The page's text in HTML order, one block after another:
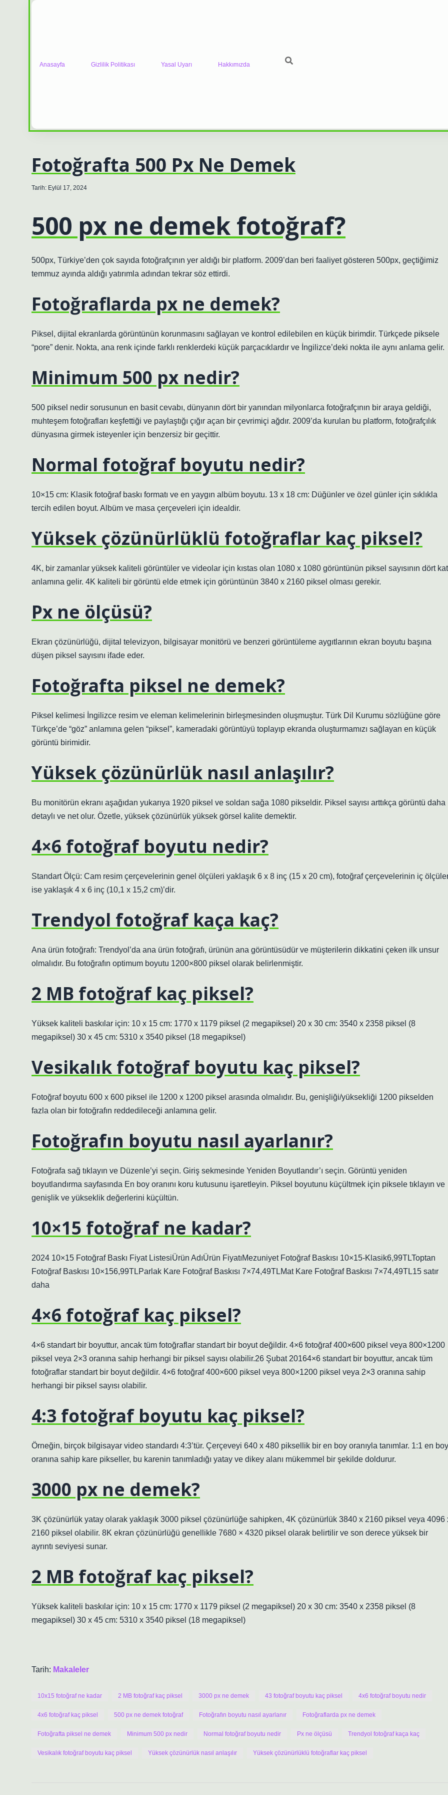
Anasayfa Gizlilik Politikası Yasal Uyarı Hakkımızda
Fotoğrafta 500 Px Ne Demek
Tarih: Eylül 17, 2024
500 px ne demek fotoğraf?
500px, Türkiye’den çok sayıda fotoğrafçının yer aldığı bir platform. 2009’dan beri faaliyet gösteren 500px, geçtiğimiz
temmuz ayında aldığı yatırımla adından tekrar söz ettirdi.
Fotoğraflarda px ne demek?
Piksel, dijital ekranlarda görüntünün korunmasını sağlayan ve kontrol edilebilen en küçük birimdir. Türkçede piksele
“pore” denir. Nokta, ana renk içinde farklı renklerdeki küçük parçacıklardır ve İngilizce’deki nokta ile aynı anlama gelir.
Minimum 500 px nedir?
500 piksel nedir sorusunun en basit cevabı, dünyanın dört bir yanından milyonlarca fotoğrafçının bir araya geldiği,
muhteşem fotoğrafları keşfettiği ve paylaştığı çığır açan bir çevrimiçi ağdır. 2009’da kurulan bu platform, fotoğrafçılık
dünyasına girmek isteyenler için benzersiz bir geçittir.
Normal fotoğraf boyutu nedir?
10×15 cm: Klasik fotoğraf baskı formatı ve en yaygın albüm boyutu. 13 x 18 cm: Düğünler ve özel günler için sıklıkla
tercih edilen boyut. Albüm ve masa çerçeveleri için idealdir.
Yüksek çözünürlüklü fotoğraflar kaç piksel?
4K, bir zamanlar yüksek kaliteli görüntüler ve videolar için kıstas olan 1080 x 1080 görüntünün piksel sayısının dört
anlamına gelir. 4K kaliteli bir görüntü elde etmek için görüntünün 3840 x 2160 piksel olması gerekir.
Px ne ölçüsü?
Ekran çözünürlüğü, dijital televizyon, bilgisayar monitörü ve benzeri görüntüleme aygıtlarının ekran boyutu başına
düşen piksel sayısını ifade eder.
Fotoğrafta piksel ne demek?
Piksel kelimesi İngilizce resim ve eleman kelimelerinin birleşmesinden oluşmuştur. Türk Dil Kurumu sözlüğüne göre
Türkçe’de “göz” anlamına gelen “piksel”, kameradaki görüntüyü toplayıp ekranda oluşturmamızı sağlayan en küçük
görüntü birimidir.
Yüksek çözünürlük nasıl anlaşılır?
Bu monitörün ekranı aşağıdan yukarıya 1920 piksel ve soldan sağa 1080 pikseldir. Piksel sayısı arttıkça görüntü daha
detaylı ve net olur. Özetle, yüksek çözünürlük yüksek görsel kalite demektir.
4×6 fotoğraf boyutu nedir?
Standart Ölçü: Cam resim çerçevelerinin genel ölçüleri yaklaşık 6 x 8 inç (15 x 20 cm), fotoğraf çerçevelerinin iç
ise yaklaşık 4 x 6 inç (10,1 x 15,2 cm)’dir.
Trendyol fotoğraf kaça kaç?
Ana ürün fotoğrafı: Trendyol’da ana ürün fotoğrafı, ürünün ana görüntüsüdür ve müşterilerin dikkatini çeken ilk unsur
olmalıdır. Bu fotoğrafın optimum boyutu 1200×800 piksel olarak belirlenmiştir.
2 MB fotoğraf kaç piksel?
Yüksek kaliteli baskılar için: 10 x 15 cm: 1770 x 1179 piksel (2 megapiksel) 20 x 30 cm: 3540 x 2358 piksel (8
megapiksel) 30 x 45 cm: 5310 x 3540 piksel (18 megapiksel)
Vesikalık fotoğraf boyutu kaç piksel?
Fotoğraf boyutu 600 x 600 piksel ile 1200 x 1200 piksel arasında olmalıdır. Bu, genişliği/yüksekliği 1200 pikselden
fazla olan bir fotoğrafın reddedileceği anlamına gelir.
Fotoğrafın boyutu nasıl ayarlanır?
Fotoğrafa sağ tıklayın ve Düzenle’yi seçin. Giriş sekmesinde Yeniden Boyutlandır’ı seçin. Görüntü yeniden
boyutlandırma sayfasında En boy oranını koru kutusunu işaretleyin. Piksel boyutunu küçültmek için piksele tıklayın ve
genişlik ve yükseklik değerlerini küçültün.
10×15 fotoğraf ne kadar?
2024 10×15 Fotoğraf Baskı Fiyat ListesiÜrün AdıÜrün FiyatıMezuniyet Fotoğraf Baskısı 10×15-Klasik6,99TLToptan
Fotoğraf Baskısı 10×156,99TLParlak Kare Fotoğraf Baskısı 7×74,49TLMat Kare Fotoğraf Baskısı 7×74,49TL15 satır
daha
4×6 fotoğraf kaç piksel?
4×6 standart bir boyuttur, ancak tüm fotoğraflar standart bir boyut değildir. 4×6 fotoğraf 400×600 piksel veya 800×1200
piksel veya 2×3 oranına sahip herhangi bir piksel sayısı olabilir.26 Şubat 20164×6 standart bir boyuttur, ancak tüm
fotoğraflar standart bir boyut değildir. 4×6 fotoğraf 400×600 piksel veya 800×1200 piksel veya 2×3 oranına sahip
herhangi bir piksel sayısı olabilir.
4:3 fotoğraf boyutu kaç piksel?
Örneğin, birçok bilgisayar video standardı 4:3’tür. Çerçeveyi 640 x 480 piksellik bir en boy oranıyla tanımlar. 1:1 en boy
oranına sahip kare pikseller, bu karenin tanımladığı yatay ve dikey alanı mükemmel bir şekilde doldurur.
3000 px ne demek?
3K çözünürlük yatay olarak yaklaşık 3000 piksel çözünürlüğe sahipken, 4K çözünürlük 3840 x 2160 piksel veya 4096
2160 piksel olabilir. 8K ekran çözünürlüğü genellikle 7680 × 4320 piksel olarak belirtilir ve son derece yüksek bir
ayrıntı seviyesi sunar.
2 MB fotoğraf kaç piksel?
Yüksek kaliteli baskılar için: 10 x 15 cm: 1770 x 1179 piksel (2 megapiksel) 20 x 30 cm: 3540 x 2358 piksel (8
megapiksel) 30 x 45 cm: 5310 x 3540 piksel (18 megapiksel)
Tarih: Makaleler
10x15 fotoğraf ne kadar 2 MB fotoğraf kaç piksel 3000 px ne demek 43 fotoğraf boyutu kaç piksel 4x6 fotoğraf boyutu nedir
4x6 fotoğraf kaç piksel 500 px ne demek fotoğraf Fotoğrafın boyutu nasıl ayarlanır Fotoğraflarda px ne demek
Fotoğrafta piksel ne demek Minimum 500 px nedir Normal fotoğraf boyutu nedir Px ne ölçüsü Trendyol fotoğraf kaça kaç
Vesikalık fotoğraf boyutu kaç piksel Yüksek çözünürlük nasıl anlaşılır Yüksek çözünürlüklü fotoğraflar kaç piksel